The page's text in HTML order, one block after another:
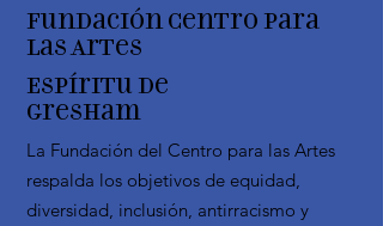
Fundación Centro para
las Artes
Espíritu de
Gresham
La Fundación del Centro para las Artes
respalda los objetivos de equidad,
diversidad, inclusión, antirracismo y